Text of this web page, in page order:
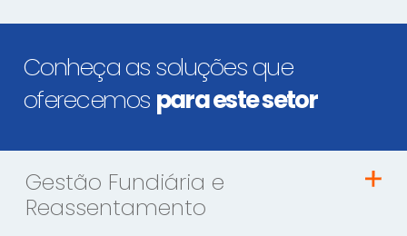
Conheça as soluções que
oferecemos para este setor
Gestão Fundiária e
Reassentamento